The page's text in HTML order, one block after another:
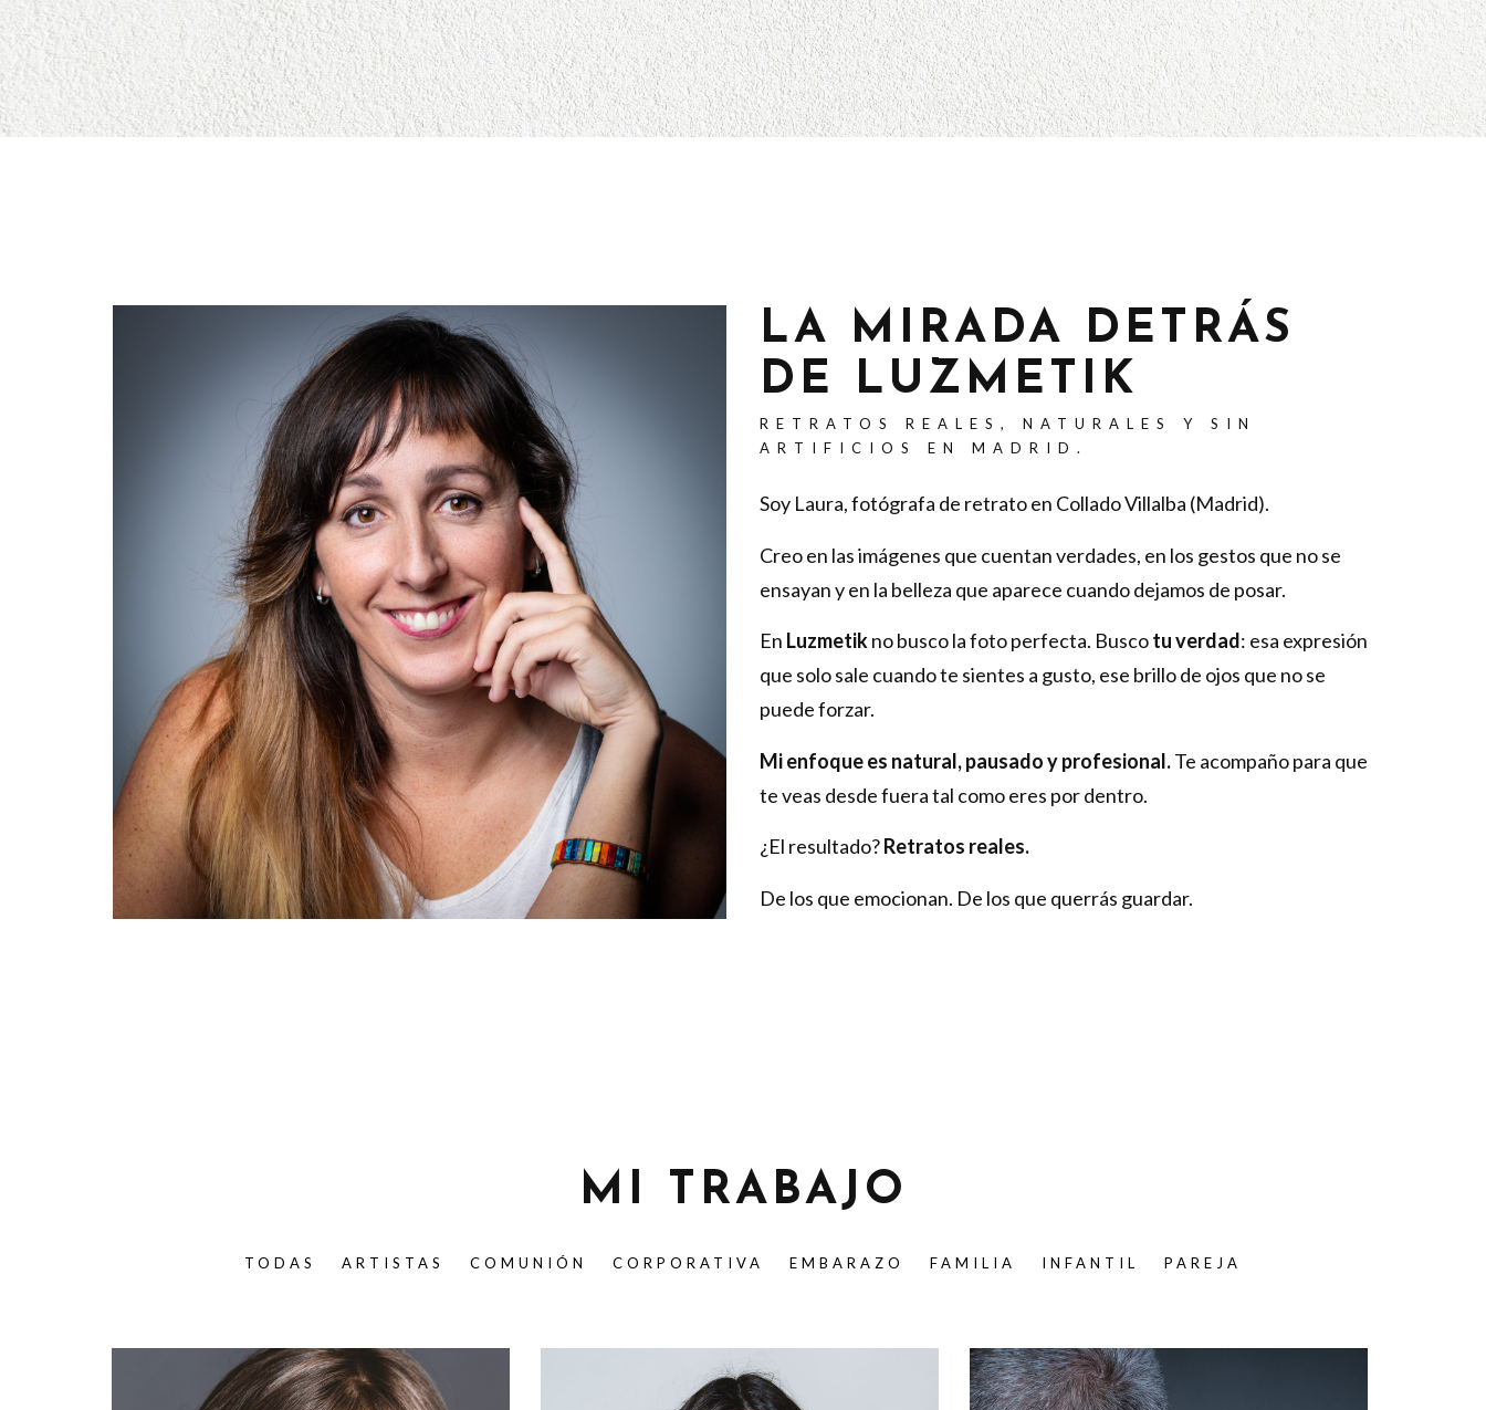
LA MIRADA DETRÁS
DE LUZMETIK
RETRATOS REALES, NATURALES Y SIN
ARTIFICIOS EN MADRID.
Soy Laura, fotógrafa de retrato en Collado Villalba (Madrid).
Creo en las imágenes que cuentan verdades, en los gestos que no se
ensayan y en la belleza que aparece cuando dejamos de posar.
En Luzmetikno busco la foto perfecta. Buscotu verdad: esa expresión
que solo sale cuando te sientes a gusto, ese brillo de ojos que no se
puede forzar.
Mi enfoque es natural, pausado y profesional.Te acompaño para que
te veas desde fuera tal como eres por dentro.
¿El resultado?Retratos reales.
De los que emocionan. De los que querrás guardar.
MI TRABAJO
TODAS ARTISTAS COMUNIÓN CORPORATIVA EMBARAZO FAMILIA INFANTIL PAREJA